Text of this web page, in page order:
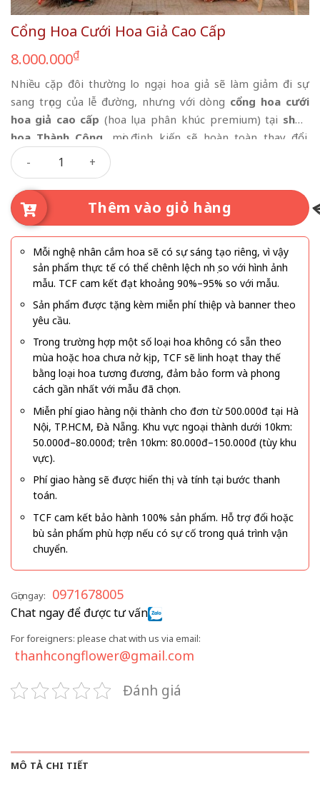
Cổng Hoa Cưới Hoa Giả Cao Cấp
8.000.000₫
Nhiều cặp đôi thường lo ngại hoa giả sẽ làm giảm đi sự
sang trọng của lễ đường, nhưng với dòng cổng hoa cưới
hoa giả cao cấp (hoa lụa phân khúc premium) tại shop
hoa Thành Công , mọi định kiến sẽ hoàn toàn thay đổi.
Chúng tôi mang đến giải pháp trang trí đột phá, vừa đảm
bảo tính thẩm mỹ đỉnh cao, vừa giúp cô dâu chú rể tối ưu
hóa ngân sách.
Cổng Hoa Cưới Hoa Giả Cao Cấp số lượng
Thêm vào giỏ hàng
Mỗi nghệ nhân cắm hoa sẽ có sự sáng tạo riêng, vì vậy
sản phẩm thực tế có thể chênh lệch nhẹ so với hình ảnh
mẫu. TCF cam kết đạt khoảng 90%–95% so với mẫu.
Sản phẩm được tặng kèm miễn phí thiệp và banner theo
yêu cầu.
Trong trường hợp một số loại hoa không có sẵn theo
mùa hoặc hoa chưa nở kịp, TCF sẽ linh hoạt thay thế
bằng loại hoa tương đương, đảm bảo form và phong
cách gần nhất với mẫu đã chọn.
Miễn phí giao hàng nội thành cho đơn từ 500.000đ tại Hà
Nội, TP.HCM, Đà Nẵng. Khu vực ngoại thành dưới 10km:
50.000đ–80.000đ; trên 10km: 80.000đ–150.000đ (tùy khu
vực).
Phí giao hàng sẽ được hiển thị và tính tại bước thanh
toán.
TCF cam kết bảo hành 100% sản phẩm. Hỗ trợ đổi hoặc
bù sản phẩm phù hợp nếu có sự cố trong quá trình vận
chuyển.
Gọi ngay: 0971678005
Chat ngay để được tư vấn
For foreigners: please chat with us via email:
thanhcongflower@gmail.com
Đánh giá
MÔ TẢ CHI TIẾT